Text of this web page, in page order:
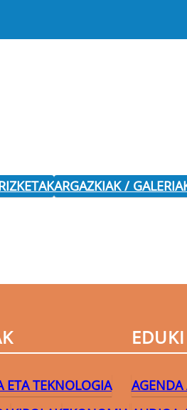
ARGAZKIAK /
ETA TEKNOLOGIA
AGENDA